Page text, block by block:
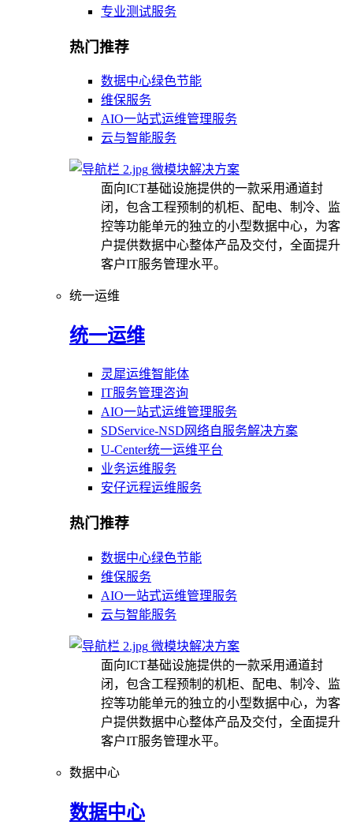
专业测试服务
热门推荐
数据中心绿色节能
维保服务
AIO一站式运维管理服务
云与智能服务
微模块解决方案
面向ICT基础设施提供的一款采用通道封
闭，包含工程预制的机柜、配电、制冷、监
控等功能单元的独立的小型数据中心，为客
户提供数据中心整体产品及交付，全面提升
客户IT服务管理水平。
统一运维
统一运维
灵犀运维智能体
IT服务管理咨询
AIO一站式运维管理服务
SDService-NSD网络自服务解决方案
U-Center统一运维平台
业务运维服务
安仔远程运维服务
热门推荐
数据中心绿色节能
维保服务
AIO一站式运维管理服务
云与智能服务
微模块解决方案
面向ICT基础设施提供的一款采用通道封
闭，包含工程预制的机柜、配电、制冷、监
控等功能单元的独立的小型数据中心，为客
户提供数据中心整体产品及交付，全面提升
客户IT服务管理水平。
数据中心
数据中心